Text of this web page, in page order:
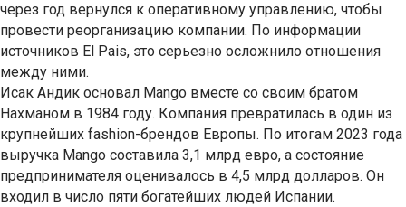
через год вернулся к оперативному управлению, чтобы
провести реорганизацию компании. По информации
источников El Pais, это серьезно осложнило отношения
между ними.
Исак Андик основал Mango вместе со своим братом
Нахманом в 1984 году. Компания превратилась в один из
крупнейших fashion-брендов Европы. По итогам 2023 года
выручка Mango составила 3,1 млрд евро, а состояние
предпринимателя оценивалось в 4,5 млрд долларов. Он
входил в число пяти богатейших людей Испании.